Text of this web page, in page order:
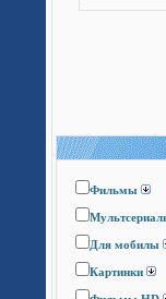
Фильмы
Для мобилы
Картинки